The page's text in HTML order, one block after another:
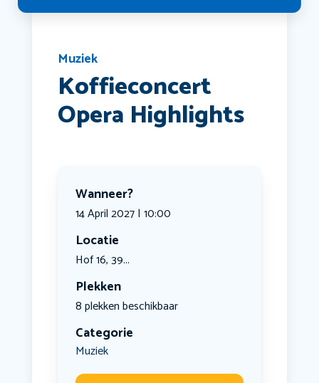
Muziek
Koffieconcert
Opera Highlights
Wanneer?
14 April 2027 | 10:00
Locatie
Hof 16, 39...
Plekken
8 plekken beschikbaar
Categorie
Muziek